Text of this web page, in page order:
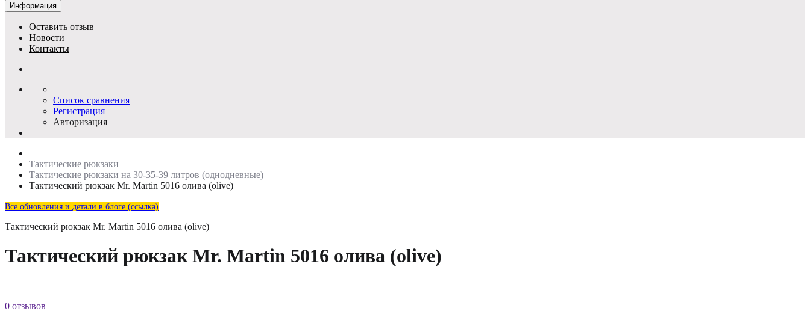
Информация
Оставить отзыв
Новости
Контакты
Список сравнения
Регистрация
Авторизация
Тактические рюкзаки
Тактические рюкзаки на 30-35-39 литров (однодневные)
Тактический рюкзак Mr. Martin 5016 олива (olive)
Все обновления и детали в блоге (ссылка)
Тактический рюкзак Mr. Martin 5016 олива (olive)
Тактический рюкзак Mr. Martin 5016 олива (olive)
0 отзывов